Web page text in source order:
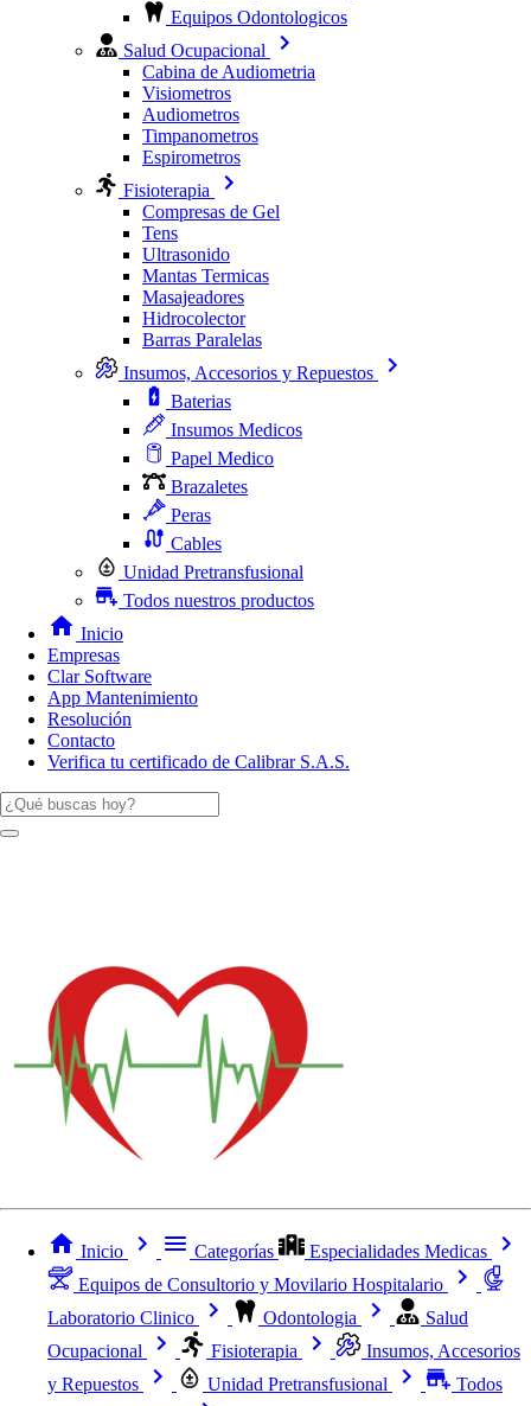
Equipos Odontologicos
Salud Ocupacional
Cabina de Audiometria
Visiometros
Audiometros
Timpanometros
Espirometros
Fisioterapia
Compresas de Gel
Tens
Ultrasonido
Mantas Termicas
Masajeadores
Hidrocolector
Barras Paralelas
Insumos, Accesorios y Repuestos
Baterias
Insumos Medicos
Papel Medico
Brazaletes
Peras
Cables
Unidad Pretransfusional
Todos nuestros productos
Inicio
Empresas
Clar Software
App Mantenimiento
Resolución
Contacto
Verifica tu certificado de Calibrar S.A.S.
Inicio Categorías
Especialidades Medicas
Equipos de Consultorio y Movilario Hospitalario
Laboratorio Clinico
Odontologia
Salud
Ocupacional
Fisioterapia
Insumos, Accesorios
y Repuestos
Unidad Pretransfusional
Todos